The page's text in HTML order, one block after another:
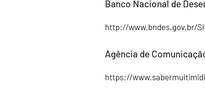
Banco Nacional de
http://www.bndes.gov.br/
Agência de
https://